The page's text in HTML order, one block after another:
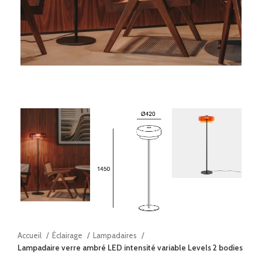
Accueil Éclairage
Lampadaires
Lampadaire verre ambré LED intensité variable Levels 2 bodies